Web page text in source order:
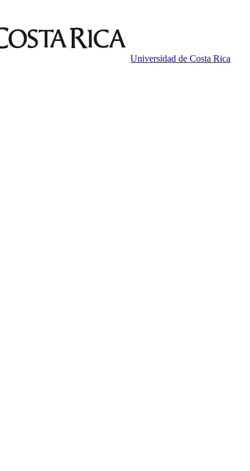
Universidad de Costa Rica